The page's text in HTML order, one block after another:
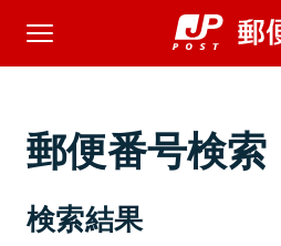
郵便番号検索
検索結果